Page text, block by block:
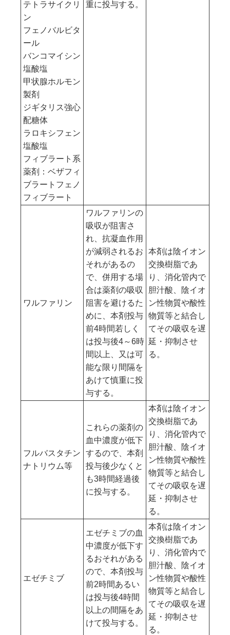
テトラサイクリ
ン
フェノバルビタ
ール
バンコマイシン
塩酸塩
甲状腺ホルモン
製剤
ジギタリス強心
配糖体
ラロキシフェン
塩酸塩
フィブラート系
薬剤：ベザフィ
ブラートフェノ
フィブラート
重に投与する。
ワルファリン
ワルファリンの
吸収が阻害さ
れ、抗凝血作用
が減弱されるお
それがあるの
で、併用する場
合は薬剤の吸収
阻害を避けるた
めに、本剤投与
前4時間若しく
は投与後4～6時
間以上、又は可
能な限り間隔を
あけて慎重に投
与する。
本剤は陰イオン
交換樹脂であ
り、消化管内で
胆汁酸、陰イオ
ン性物質や酸性
物質等と結合し
てその吸収を遅
延・抑制させ
る。
フルバスタチン
ナトリウム等
これらの薬剤の
血中濃度が低下
するので、本剤
投与後少なくと
も3時間経過後
に投与する。
本剤は陰イオン
交換樹脂であ
り、消化管内で
胆汁酸、陰イオ
ン性物質や酸性
物質等と結合し
てその吸収を遅
延・抑制させ
る。
エゼチミブ
エゼチミブの血
中濃度が低下す
るおそれがある
ので、本剤投与
前2時間あるい
は投与後4時間
以上の間隔をあ
けて投与する。
本剤は陰イオン
交換樹脂であ
り、消化管内で
胆汁酸、陰イオ
ン性物質や酸性
物質等と結合し
てその吸収を遅
延・抑制させ
る。